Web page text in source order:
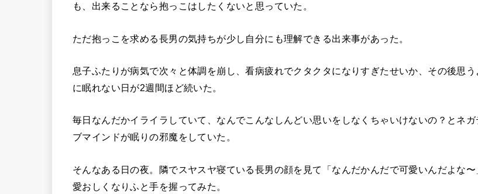
も、出来ることなら抱っこはしたくないと思っていた。
ただ抱っこを求める長男の気持ちが少し自分にも理解できる出来事があった。
息子ふたりが病気で次々と体調を崩し、看病疲れでクタクタになりすぎたせいか、その後思う
に眠れない日が2週間ほど続いた。
毎日なんだかイライラしていて、なんでこんなしんどい思いをしなくちゃいけないの？とネガ
ブマインドが眠りの邪魔をしていた。
そんなある日の夜。隣でスヤスヤ寝ている長男の顔を見て「なんだかんだで可愛いんだよな〜
愛おしくなりふと手を握ってみた。